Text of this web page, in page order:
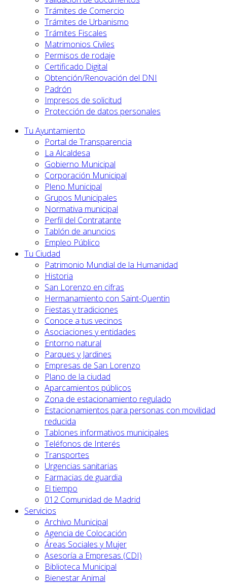
Trámites de Comercio
Trámites de Urbanismo
Trámites Fiscales
Matrimonios Civiles
Permisos de rodaje
Certificado Digital
Obtención/Renovación del DNI
Padrón
Impresos de solicitud
Protección de datos personales
Tu Ayuntamiento
Portal de Transparencia
La Alcaldesa
Gobierno Municipal
Corporación Municipal
Pleno Municipal
Grupos Municipales
Normativa municipal
Perfil del Contratante
Tablón de anuncios
Empleo Público
Tu Ciudad
Patrimonio Mundial de la Humanidad
Historia
San Lorenzo en cifras
Hermanamiento con Saint-Quentin
Fiestas y tradiciones
Conoce a tus vecinos
Asociaciones y entidades
Entorno natural
Parques y Jardines
Empresas de San Lorenzo
Plano de la ciudad
Aparcamientos públicos
Zona de estacionamiento regulado
Estacionamientos para personas con movilidad
reducida
Tablones informativos municipales
Teléfonos de Interés
Transportes
Urgencias sanitarias
Farmacias de guardia
El tiempo
012 Comunidad de Madrid
Servicios
Archivo Municipal
Agencia de Colocación
Áreas Sociales y Mujer
Asesoría a Empresas (CDI)
Biblioteca Municipal
Bienestar Animal